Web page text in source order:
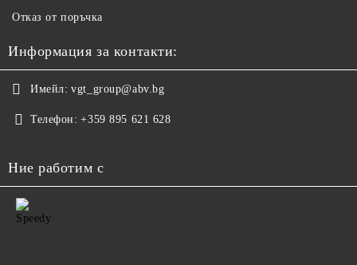
Отказ от поръчка
Информация за контакти:
Имейл: vgt_group@abv.bg
Телефон: +359 895 621 628
Ние работим с